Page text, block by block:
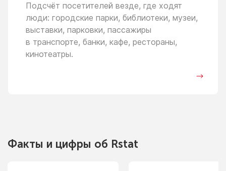
Подсчёт посетителей везде, где ходят
люди: городские парки, библиотеки, музеи,
выставки, парковки, пассажиры
в транспорте, банки, кафе, рестораны,
кинотеатры.
Факты и цифры об Rstat